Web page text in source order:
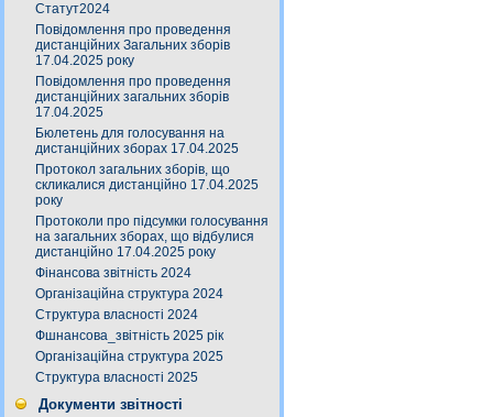
Статут2024
Повідомлення про проведення
дистанційних Загальних зборів
17.04.2025 року
Повідомлення про проведення
дистанційних загальних зборів
17.04.2025
Бюлетень для голосування на
дистанційних зборах 17.04.2025
Протокол загальних зборів, що
скликалися дистанційно 17.04.2025
року
Протоколи про підсумки голосування
на загальних зборах, що відбулися
дистанційно 17.04.2025 року
Фінансова звітність 2024
Організаційна структура 2024
Структура власності 2024
Фшнансова_звітність 2025 рік
Організаційна структура 2025
Структура власності 2025
Документи звітності